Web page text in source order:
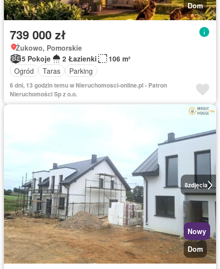
Dom
739 000 zł
Żukowo, Pomorskie
5 Pokoje
2 Łazienki
106 m²
Ogród
Taras Parking
6 dni, 13 godzin temu w Nieruchomosci-online.pl - Patron
Nieruchomości Sp z o.o.
8zdjęcia
Nowy
Dom